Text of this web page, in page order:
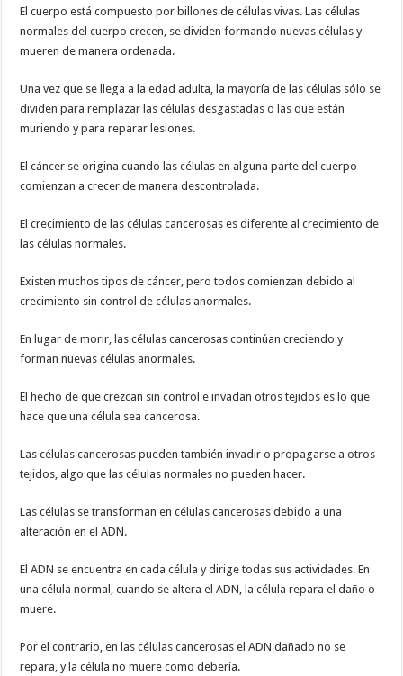
El cuerpo está compuesto por billones de células vivas. Las células
normales del cuerpo crecen, se dividen formando nuevas células y
mueren de manera ordenada.
Una vez que se llega a la edad adulta, la mayoría de las células sólo se
dividen para remplazar las células desgastadas o las que están
muriendo y para reparar lesiones.
El cáncer se origina cuando las células en alguna parte del cuerpo
comienzan a crecer de manera descontrolada.
El crecimiento de las células cancerosas es diferente al crecimiento de
las células normales.
Existen muchos tipos de cáncer, pero todos comienzan debido al
crecimiento sin control de células anormales.
En lugar de morir, las células cancerosas continúan creciendo y
forman nuevas células anormales.
El hecho de que crezcan sin control e invadan otros tejidos es lo que
hace que una célula sea cancerosa.
Las células cancerosas pueden también invadir o propagarse a otros
tejidos, algo que las células normales no pueden hacer.
Las células se transforman en células cancerosas debido a una
alteración en el ADN.
El ADN se encuentra en cada célula y dirige todas sus actividades. En
una célula normal, cuando se altera el ADN, la célula repara el daño o
muere.
Por el contrario, en las células cancerosas el ADN dañado no se
repara, y la célula no muere como debería.